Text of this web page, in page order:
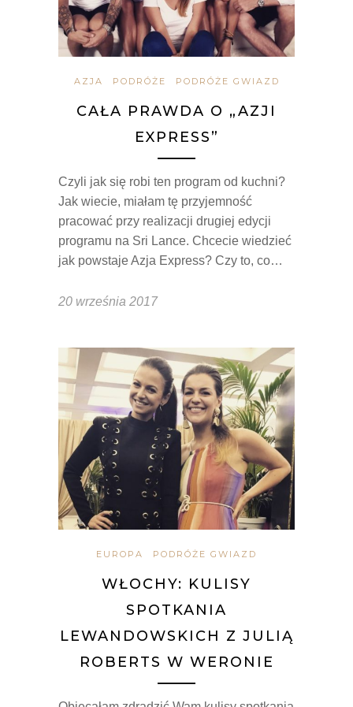
AZJA PODRÓŻE PODRÓŻE GWIAZD
CAŁA PRAWDA O „AZJI
EXPRESS”
Czyli jak się robi ten program od kuchni?
Jak wiecie, miałam tę przyjemność
pracować przy realizacji drugiej edycji
programu na Sri Lance. Chcecie wiedzieć
jak powstaje Azja Express? Czy to, co…
20 września 2017
EUROPA PODRÓŻE GWIAZD
WŁOCHY: KULISY
SPOTKANIA
LEWANDOWSKICH Z JULIĄ
ROBERTS W WERONIE